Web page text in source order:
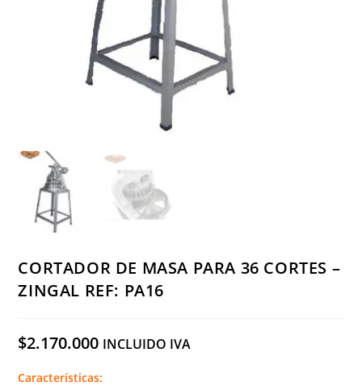
CORTADOR DE MASA PARA 36 CORTES –
ZINGAL REF: PA16
$2.170.000 INCLUIDO IVA
Características: